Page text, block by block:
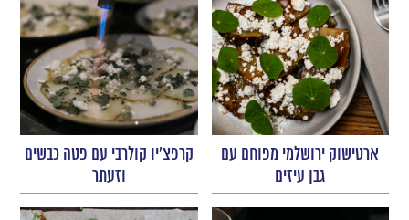
ארטישוק ירושלמי מפוחם עם
גבן עיזים
קרפצ'יו קולרבי עם פטה כבשים
וזעתר